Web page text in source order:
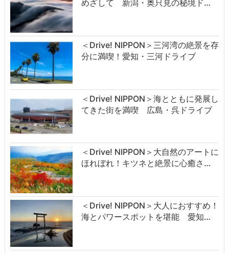
めざして 新潟・奥只見の秘境ド…
＜Drive! NIPPON＞三河湾の絶景を存
分に満喫！愛知・三河ドライブ
＜Drive! NIPPON＞海とともに発展し
てきた街を満喫 広島・呉ドライブ
＜Drive! NIPPON＞大自然のアートに
ほれぼれ！キツネと絶景に心癒さ…
＜Drive! NIPPON＞大人におすすめ！
海とパワースポットを堪能 愛知…